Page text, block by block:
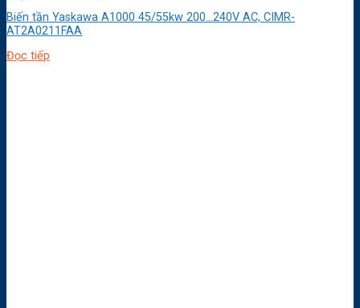
Biến tần Yaskawa A1000 45/55kw 200…240V AC, CIMR-
AT2A0211FAA
Đọc tiếp